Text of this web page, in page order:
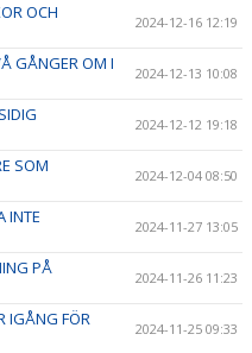
OCH
2024-12-16 12:19
GÅNGER OM I
2024-12-13 10:08
2024-12-12 19:18
SOM
2024-12-04 08:50
INTE
2024-11-27 13:05
PÅ
2024-11-26 11:23
IGÅNG FÖR
2024-11-25 09:33